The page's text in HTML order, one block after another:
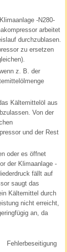
-N280-
arbeitet
durchzublasen.
zu ersetzen
z. B. der
Kältemittelöl aus
Von der
und der Rest
oder es öffnet
der Klimaanlage -
fällt auf
saugt das
Kältemittel durch
nicht erreicht,
an, da
Fehlerbeseitigung